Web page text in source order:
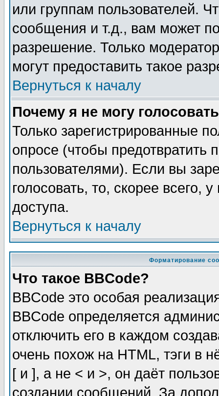
или группам пользователей.
сообщения и т.д., вам может
разрешение. Только
могут предоставить такое
Вернуться к началу
Почему я не могу
Только зарегистрированные
опросе (чтобы предотвратить
пользователями). Если вы
голосовать, то, скорее всего,
доступа.
Вернуться к началу
Форматирование
Что такое BBCode?
BBCode это особая
BBCode определяется
отключить его в каждом
очень похож на HTML, тэги в
[ и ], а не < и >, он даёт
создании сообщений. За